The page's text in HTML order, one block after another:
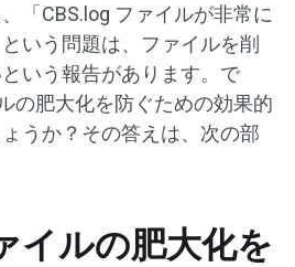
「CBS.log ファイルが非常に
いう問題は、ファイルを削
いう報告があります。で
の肥大化を防ぐための効果的
うか？その答えは、次の部
イルの肥大化を